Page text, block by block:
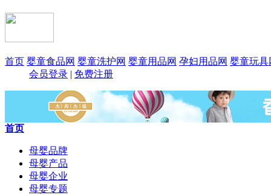
首页 婴童食品网 婴童洗护网 婴童用品网 孕妇用品网 婴童玩具
会员登录 | 免费注册
首页
母婴品牌
母婴产品
母婴企业
母婴专题